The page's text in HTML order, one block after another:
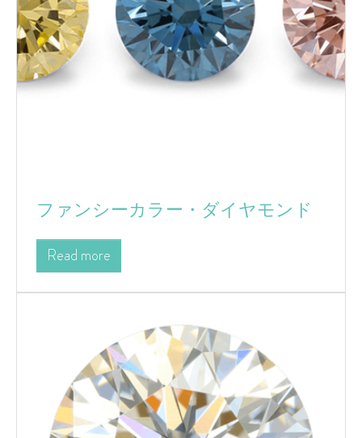
ファンシーカラー・ダイヤモンド
Read more